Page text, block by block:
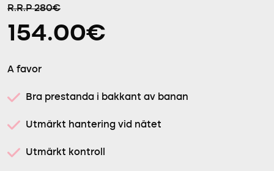
R.R.P 280€
154.00€
A favor
Bra prestanda i bakkant av banan
Utmärkt hantering vid nätet
Utmärkt kontroll